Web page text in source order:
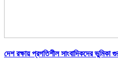
দেশ রক্ষায় প্রগতিশীল সাংবাদিকদের ভুমিকা